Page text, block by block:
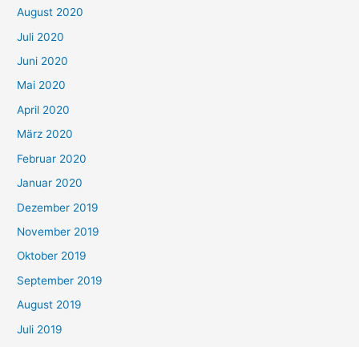
August 2020
Juli 2020
Juni 2020
Mai 2020
April 2020
März 2020
Februar 2020
Januar 2020
Dezember 2019
November 2019
Oktober 2019
September 2019
August 2019
Juli 2019